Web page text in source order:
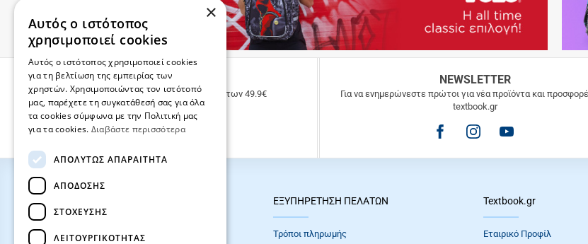
ΔΩΡΕΑΝ ΜΕΤΑΦΟΡΙΚΑ
Δωρεάν μεταφορικά για παραγγελίες άνω των 49.9€
NEWSLETTER
Για να ενημερώνεστε πρώτοι για νέα προϊόντα και
textbook.gr
ΣΧΟΛΙΚΕΣ ΤΣΑΝΤΕΣ
ΕΞΥΠΗΡΕΤΗΣΗ ΠΕΛΑΤΩΝ
Τρόποι πληρωμής
Textbook.gr
Εταιρικό Προφίλ
×
Αυτός ο ιστότοπος
χρησιμοποιεί cookies
Αυτός ο ιστότοπος χρησιμοποιεί cookies
για τη βελτίωση της εμπειρίας των
χρηστών. Χρησιμοποιώντας τον ιστότοπό
μας, παρέχετε τη συγκατάθεσή σας για όλα
τα cookies σύμφωνα με την Πολιτική μας
για τα cookies. Διαβάστε περισσότερα
ΑΠΟΛΎΤΩΣ ΑΠΑΡΑΊΤΗΤΑ
ΑΠΌΔΟΣΗΣ
ΣΤΌΧΕΥΣΗΣ
ΛΕΙΤΟΥΡΓΙΚΌΤΗΤΑΣ